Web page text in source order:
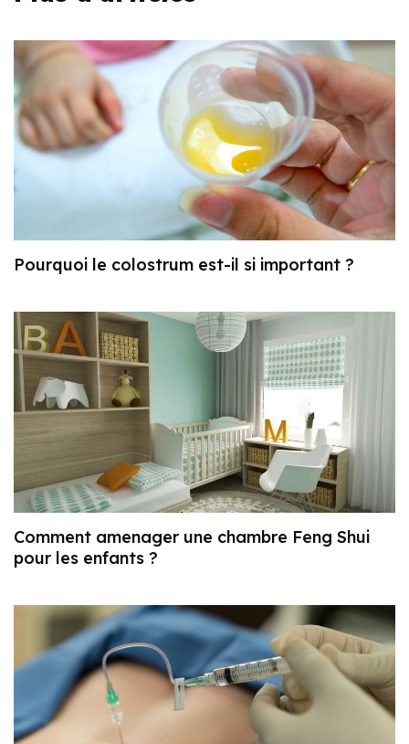
Pourquoi le colostrum est-il si important ?
Comment amenager une chambre Feng Shui
pour les enfants ?